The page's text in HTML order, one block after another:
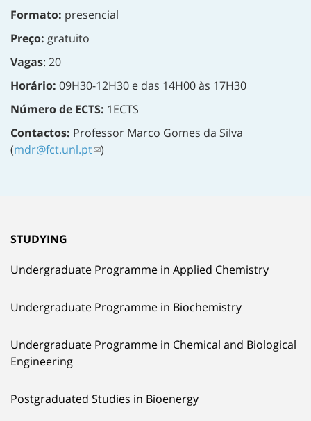
Formato: presencial
Preço: gratuito
Vagas: 20
Horário: 09H30-12H30 e das 14H00 às 17H30
Número de ECTS: 1ECTS
Contactos: Professor Marco Gomes da Silva
(mdr@fct.unl.pt )
STUDYING
Undergraduate Programme in Applied Chemistry
Undergraduate Programme in Biochemistry
Undergraduate Programme in Chemical and Biological
Engineering
Postgraduated Studies in Bioenergy